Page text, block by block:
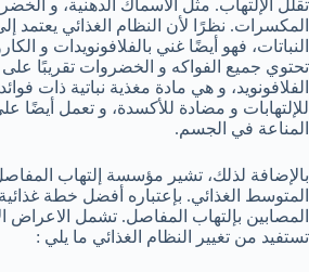
تقلل الإلتهاب. مثل الأسماك الدهنية، و
المكسرات. نظرًا لأن النظام الغذائي يعتمد
النباتات، فهو أيضًا غني بالفلافونويدات و
تحتوي جميع الفواكه و الخضروات تقريبًا
الفلافونويد، و هي مادة مغذية نباتية ذات
للإلتهابات و مضادة للأكسدة، و تعمل أيضًا
المناعة في الجسم.
بالإضافة لذلك، تشير مؤسسة إلتهاب
المتوسط الغذائي. بإعتباره أفضل خطة
المصابين بإلتهاب المفاصل. تشمل الاعراض
تستفيد من تغيير النظام الغذائي ما يلي :